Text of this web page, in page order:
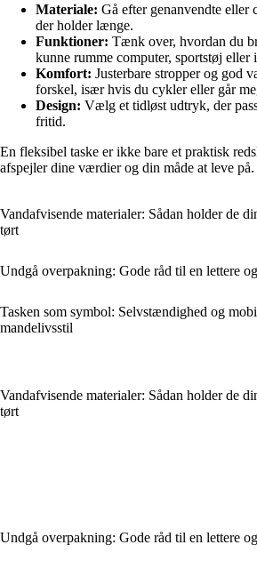
Materiale: Gå efter genanvendte eller
der holder længe.
Funktioner: Tænk over, hvordan du
kunne rumme computer, sportstøj eller
Komfort: Justerbare stropper og god
forskel, især hvis du cykler eller går
Design: Vælg et tidløst udtryk, der
fritid.
En fleksibel taske er ikke bare et praktisk
afspejler dine værdier og din måde at leve på.
Vandafvisende materialer: Sådan holder de
tørt
Undgå overpakning: Gode råd til en lettere
Tasken som symbol: Selvstændighed og
mandelivsstil
Vandafvisende materialer: Sådan holder de
tørt
Undgå overpakning: Gode råd til en lettere